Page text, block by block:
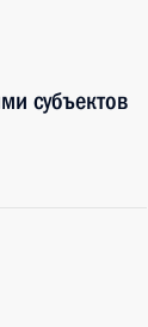
субъектов